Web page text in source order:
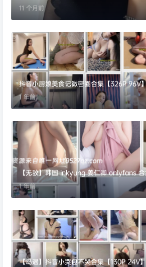
11 个月前
抖音小厨娘美食记微密圈合集【326P 96V
1 年前
【无敌】韩国 inkyung 姜仁卿 onlyfans
1 年前
【岛遇】抖音小哭包不哭合集【130P 24V】